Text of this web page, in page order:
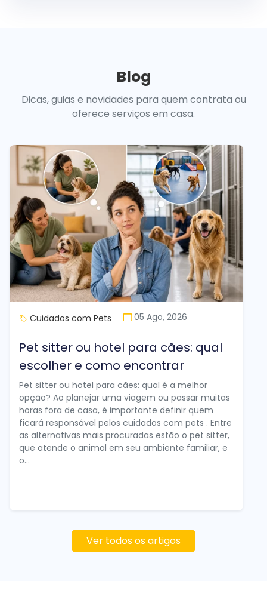
Blog
Dicas, guias e novidades para quem contrata ou
oferece serviços em casa.
Cuidados com Pets 05 Ago, 2026
Pet sitter ou hotel para cães: qual
escolher e como encontrar
Pet sitter ou hotel para cães: qual é a melhor
opção? Ao planejar uma viagem ou passar muitas
horas fora de casa, é importante definir quem
ficará responsável pelos cuidados com pets . Entre
as alternativas mais procuradas estão o pet sitter,
que atende o animal em seu ambiente familiar, e
o...
Ver todos os artigos